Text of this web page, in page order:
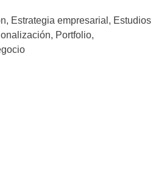
, Estrategia empresarial , Estudios
, Portfolio,